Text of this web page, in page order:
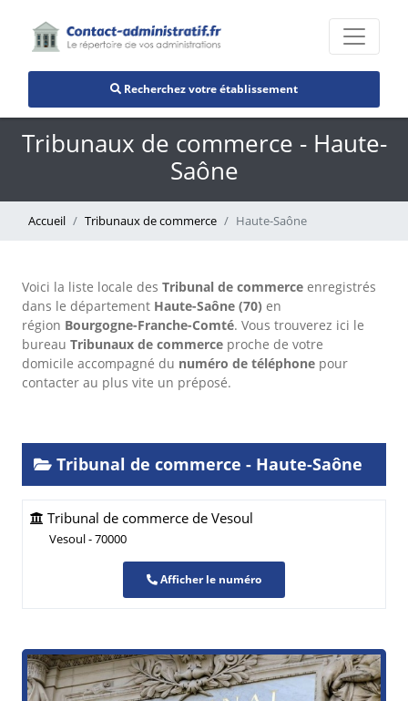
Recherchez votre établissement
Tribunaux de commerce - Haute-
Saône
Accueil Tribunaux de commerce Haute-Saône
Voici la liste locale des Tribunal de commerce enregistrés
dans le département Haute-Saône (70) en
région Bourgogne-Franche-Comté. Vous trouverez ici le
bureau Tribunaux de commerce proche de votre
domicile accompagné du numéro de téléphone pour
contacter au plus vite un préposé.
Tribunal de commerce - Haute-Saône
Tribunal de commerce de Vesoul
Vesoul - 70000
Afficher le numéro